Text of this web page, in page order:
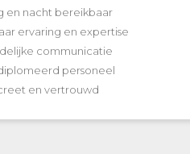
en nacht bereikbaar
ervaring en expertise
communicatie
personeel
en vertrouwd